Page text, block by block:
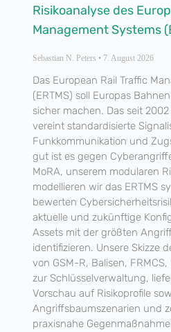
Risikoanalyse des
Management Systems
Sebastian N. Peters 7. August 2026
Das European Rail Traffic
(ERTMS) soll Europas
sicher machen. Das seit
vereint standardisierte
Funkkommunikation und
gut ist es gegen
MoRA, unserem modularen
modellieren wir das ERTMS
bewerten
aktuelle und zukünftige
Assets mit der größten
identifizieren. Unsere Skizze
von GSM-R, Balisen, FRMCS,
zur Schlüsselverwaltung,
Vorschau auf Risikoprofile
Angriffsbaumszenarien und
praxisnahe